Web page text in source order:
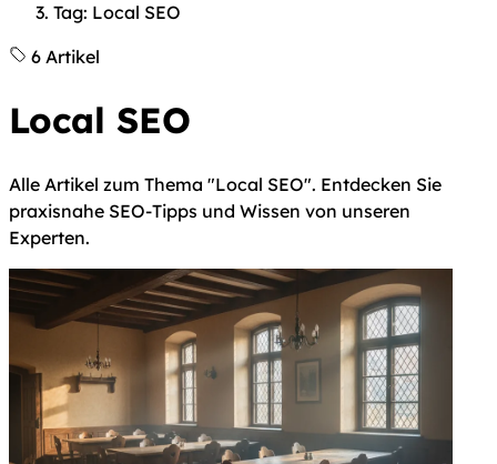
Tag: Local SEO
6 Artikel
Local SEO
Alle Artikel zum Thema "Local SEO". Entdecken Sie
praxisnahe SEO-Tipps und Wissen von unseren
Experten.